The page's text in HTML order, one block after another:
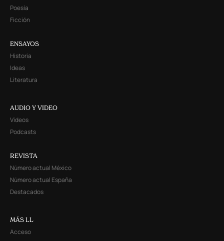
Poesía
Ficción
ENSAYOS
Historia
Ideas
Literatura
AUDIO Y VIDEO
Videos
Podcasts
REVISTA
Número actual México
Número actual España
Destacados
MÁS LL
Acceso